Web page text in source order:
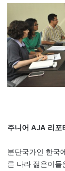
주니어 AJA 리
분단국가인 한국
른 나라 젊은이들